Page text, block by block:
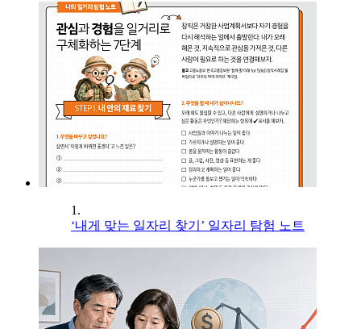
1.
‘내게 맞는 일자리 찾기’ 일자리 탐험 노트